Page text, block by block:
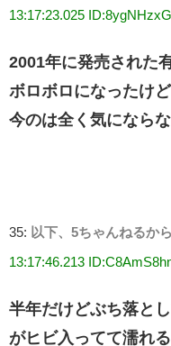
13:17:23.025
2001年に発売された
ボロボロになったけど
今のは全く気になら
35: 以下、5ちゃんねるか
13:17:46.213
半年だけどぶち落と
がヒビ入ってて濡れ